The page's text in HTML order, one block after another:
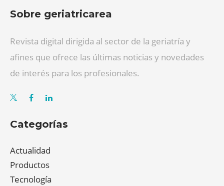
Sobre geriatricarea
Revista digital dirigida al sector de la geriatría y
afines que ofrece las últimas noticias y novedades
de interés para los profesionales.
Categorías
Actualidad
Productos
Tecnología